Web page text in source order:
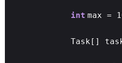
int max =
Task[]